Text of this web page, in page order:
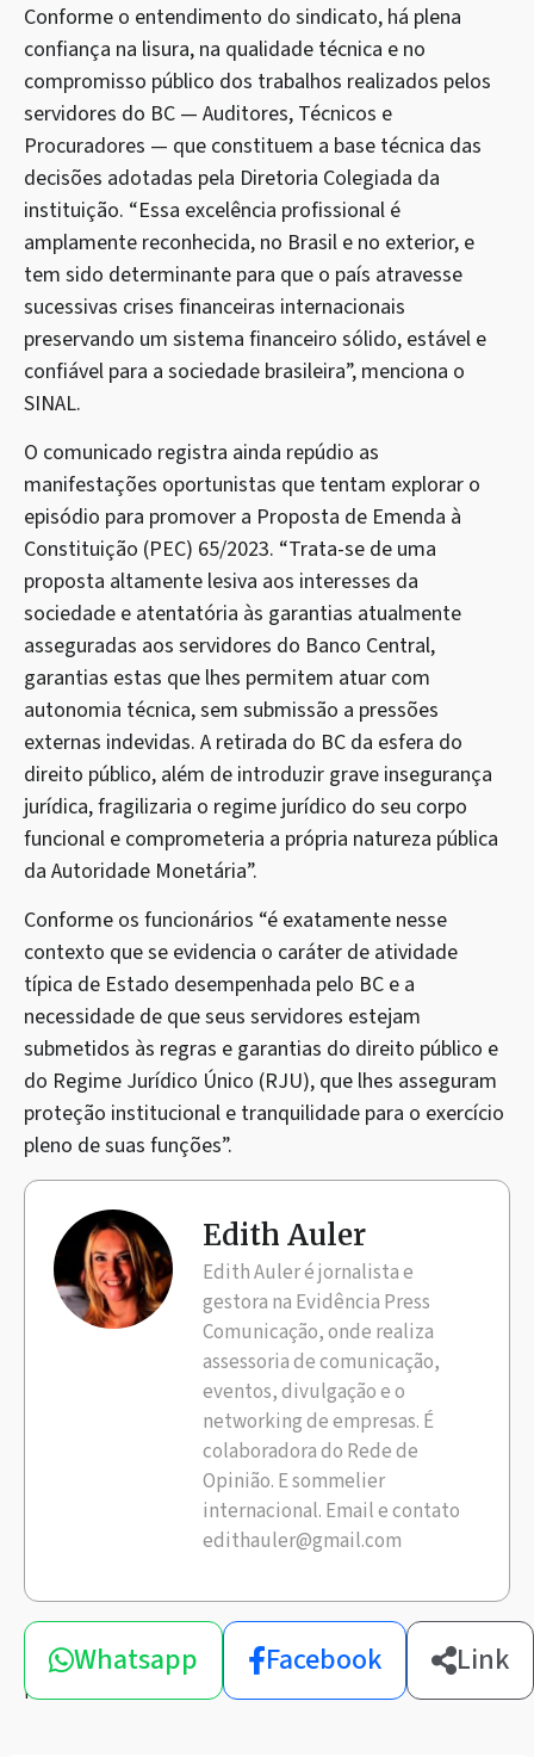
Conforme o entendimento do sindicato, há plena
confiança na lisura, na qualidade técnica e no
compromisso público dos trabalhos realizados pelos
servidores do BC — Auditores, Técnicos e
Procuradores — que constituem a base técnica das
decisões adotadas pela Diretoria Colegiada da
instituição. “Essa excelência profissional é
amplamente reconhecida, no Brasil e no exterior, e
tem sido determinante para que o país atravesse
sucessivas crises financeiras internacionais
preservando um sistema financeiro sólido, estável e
confiável para a sociedade brasileira”, menciona o
SINAL.
O comunicado registra ainda repúdio as
manifestações oportunistas que tentam explorar o
episódio para promover a Proposta de Emenda à
Constituição (PEC) 65/2023. “Trata-se de uma
proposta altamente lesiva aos interesses da
sociedade e atentatória às garantias atualmente
asseguradas aos servidores do Banco Central,
garantias estas que lhes permitem atuar com
autonomia técnica, sem submissão a pressões
externas indevidas. A retirada do BC da esfera do
direito público, além de introduzir grave insegurança
jurídica, fragilizaria o regime jurídico do seu corpo
funcional e comprometeria a própria natureza pública
da Autoridade Monetária”.
Conforme os funcionários “é exatamente nesse
contexto que se evidencia o caráter de atividade
típica de Estado desempenhada pelo BC e a
necessidade de que seus servidores estejam
submetidos às regras e garantias do direito público e
do Regime Jurídico Único (RJU), que lhes asseguram
proteção institucional e tranquilidade para o exercício
pleno de suas funções”.
Edith Auler
Edith Auler é jornalista e
gestora na Evidência Press
Comunicação, onde realiza
assessoria de comunicação,
eventos, divulgação e o
networking de empresas. É
colaboradora do Rede de
Opinião. E sommelier
internacional. Email e contato
edithauler@gmail.com
Compartilhe
esta
notícia
Whatsapp Facebook Link